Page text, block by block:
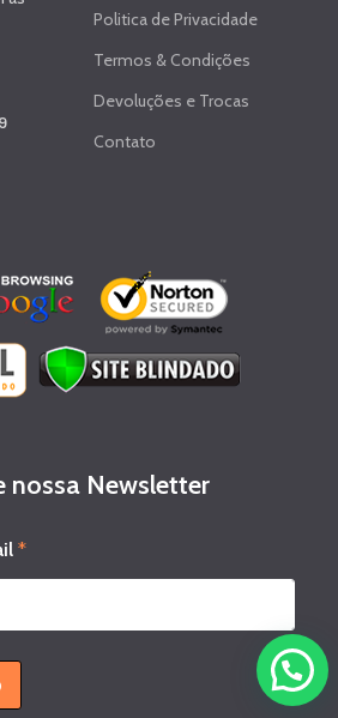
Politica de Privacidade
Termos & Condições
Devoluções e Trocas
Contato
nossa Newsletter
*